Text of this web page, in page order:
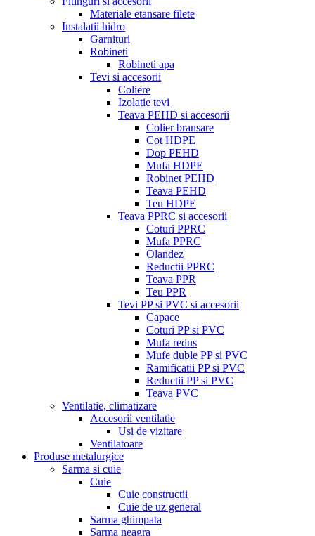
Materiale etansare filete
Instalatii hidro
Garnituri
Robineti
Robineti apa
Tevi si accesorii
Coliere
Izolatie tevi
Teava PEHD si accesorii
Colier bransare
Cot HDPE
Dop PEHD
Mufa HDPE
Robinet PEHD
Teava PEHD
Teu HDPE
Teava PPRC si accesorii
Coturi PPRC
Mufa PPRC
Olandez
Reductii PPRC
Teava PPR
Teu PPR
Tevi PP si PVC si accesorii
Capace
Coturi PP si PVC
Mufa redus
Mufe duble PP si PVC
Ramificatii PP si PVC
Reductii PP si PVC
Teava PVC
Ventilatie, climatizare
Accesorii ventilatie
Usi de vizitare
Ventilatoare
Produse metalurgice
Sarma si cuie
Cuie
Cuie constructii
Cuie de uz general
Sarma ghimpata
Sarma neagra